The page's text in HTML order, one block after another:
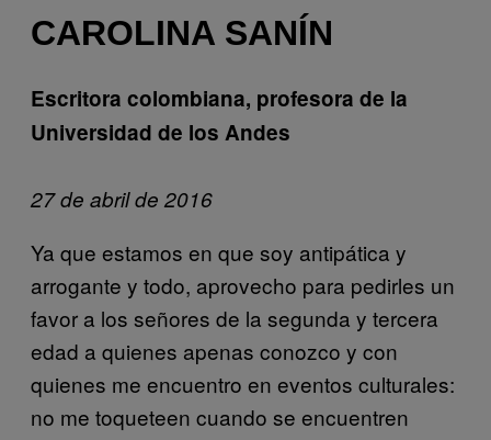
CAROLINA SANÍN
Escritora colombiana, profesora de la
Universidad de los Andes
27 de abril de 2016
Ya que estamos en que soy antipática y
arrogante y todo, aprovecho para pedirles un
favor a los señores de la segunda y tercera
edad a quienes apenas conozco y con
quienes me encuentro en eventos culturales:
no me toqueteen cuando se encuentren